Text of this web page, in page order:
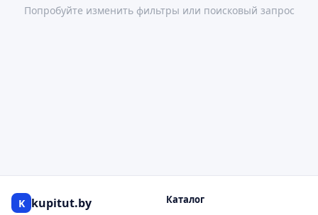
Попробуйте изменить фильтры или поисковый запрос
K kupitut.by Каталог